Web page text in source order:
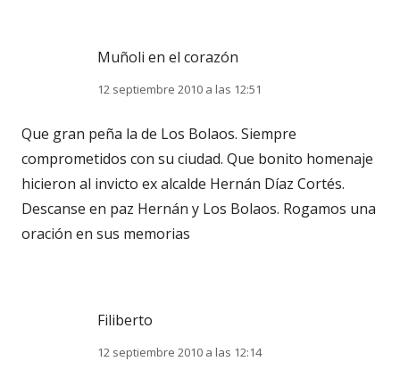
Muñoli en el corazón
12 septiembre 2010 a las 12:51
Que gran peña la de Los Bolaos. Siempre
comprometidos con su ciudad. Que bonito homenaje
hicieron al invicto ex alcalde Hernán Díaz Cortés.
Descanse en paz Hernán y Los Bolaos. Rogamos una
oración en sus memorias
Filiberto
12 septiembre 2010 a las 12:14